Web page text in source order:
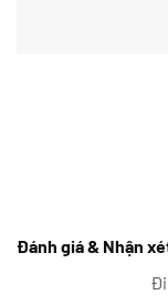
Đánh giá & Nhận